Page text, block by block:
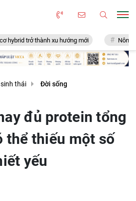
xu hướng mới Nông nghiệp bảo tồn:
thái Đời sống
đủ protein tổng
thể thiếu một số
yếu